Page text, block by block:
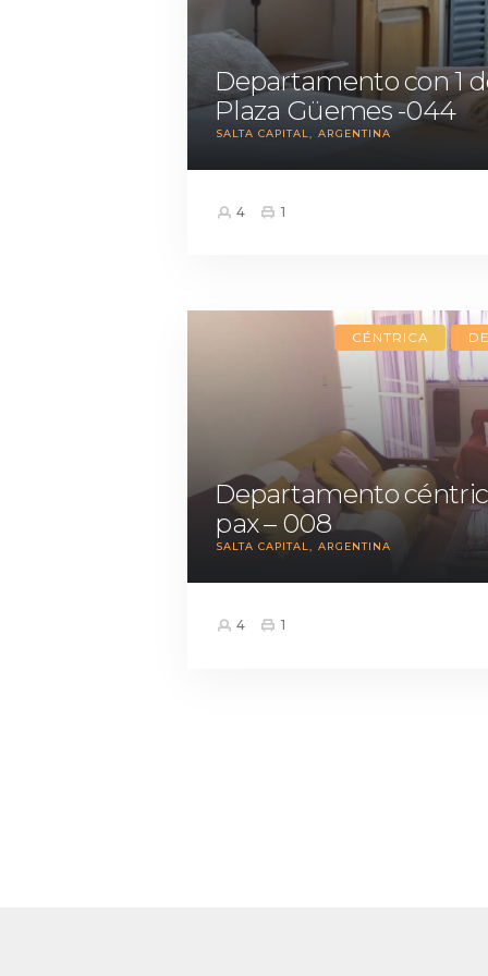
Departamento con 1
Plaza Güemes -044
SALTA CAPITAL ARGENTINA
4 1
CÉNTRICA
Departamento
pax – 008
SALTA CAPITAL ARGENTINA
4 1